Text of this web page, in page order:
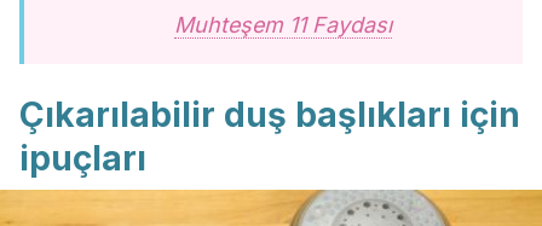
Muhteşem 11 Faydası
Çıkarılabilir duş başlıkları için
ipuçları